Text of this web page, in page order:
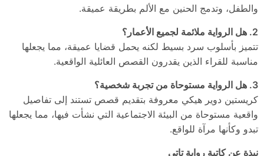
والطفل، وتدمج الحنين مع الألم بطريقة عميقة.
2. هل الرواية ملائمة لجميع الأعمار؟
تتميز بأسلوب سرد بسيط لكنه يحمل قضايا عميقة، مما يجعلها
مناسبة للقراء الذين يقدرون القصص العائلية الواقعية.
3. هل الرواية مستوحاة من تجربة شخصية؟
كريستين دوير هيكي معروفة بتقديم قصص تستند إلى تفاصيل
واقعية مستوحاة من البيئة الاجتماعية التي نشأت فيها، مما يجعلها
تبدو وكأنها مرآة للواقع.
نبذة عن كاتبة رواية تاتي